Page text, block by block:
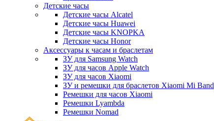
Детские часы
Детские часы Alcatel
Детские часы Huawei
Детские часы KNOPKA
Детские часы Honor
Аксессуары к часам и браслетам
ЗУ для Samsung Watch
ЗУ для часов Apple Watch
ЗУ для часов Xiaomi
ЗУ и ремешки для браслетов Xiaomi Mi Band
Ремешки для часов Xiaomi
Ремешки Lyambda
Ремешки Nomad